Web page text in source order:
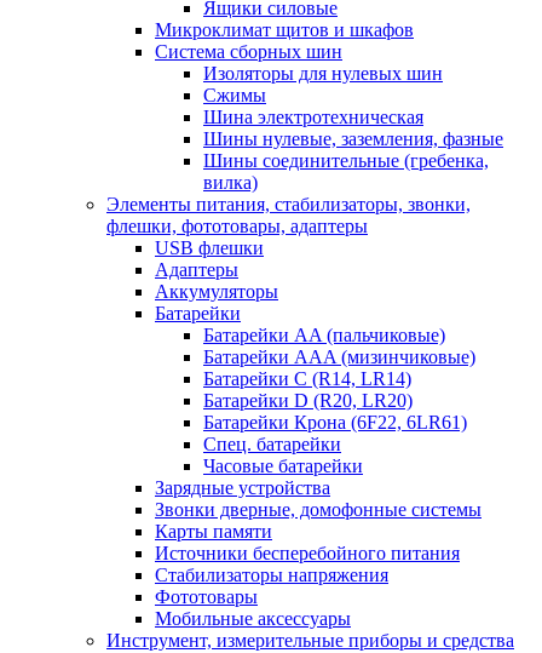
Ящики силовые
Микроклимат щитов и шкафов
Система сборных шин
Изоляторы для нулевых шин
Сжимы
Шина электротехническая
Шины нулевые, заземления, фазные
Шины соединительные (гребенка,
вилка)
Элементы питания, стабилизаторы, звонки,
флешки, фототовары, адаптеры
USB флешки
Адаптеры
Аккумуляторы
Батарейки
Батарейки AA (пальчиковые)
Батарейки AAA (мизинчиковые)
Батарейки C (R14, LR14)
Батарейки D (R20, LR20)
Батарейки Крона (6F22, 6LR61)
Спец. батарейки
Часовые батарейки
Зарядные устройства
Звонки дверные, домофонные системы
Карты памяти
Источники бесперебойного питания
Стабилизаторы напряжения
Фототовары
Мобильные аксессуары
Инструмент, измерительные приборы и средства